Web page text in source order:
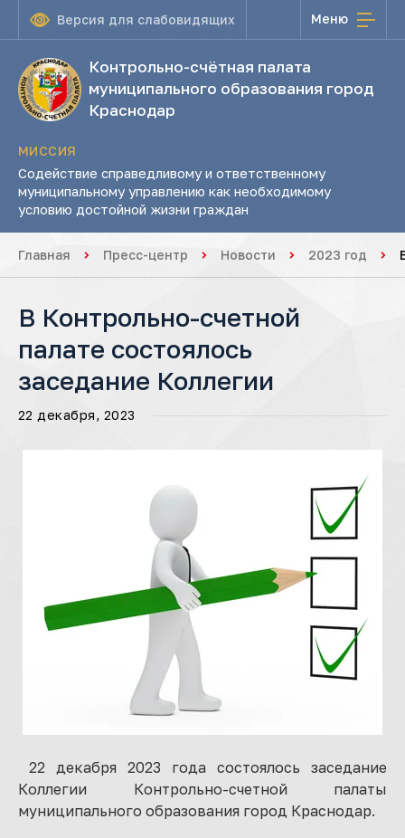
Версия для слабовидящих Меню
Контрольно-счётная палата
муниципального образования город
Краснодар
МИССИЯ
Содействие справедливому и ответственному
муниципальному управлению как необходимому
условию достойной жизни граждан
Главная Пресс-центр Новости 2023 год
В Контрольно-счетной
палате состоялось
заседание Коллегии
22 декабря, 2023
22 декабря 2023 года состоялось заседание
Коллегии Контрольно-счетной палаты
муниципального образования город Краснодар.